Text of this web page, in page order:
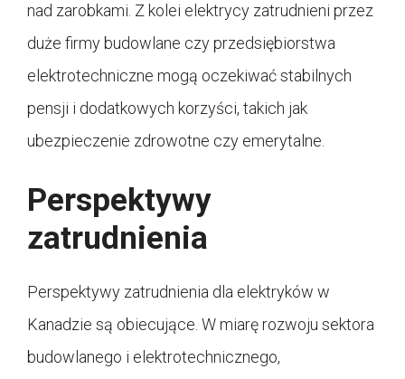
nad zarobkami. Z kolei elektrycy zatrudnieni przez
duże firmy budowlane czy przedsiębiorstwa
elektrotechniczne mogą oczekiwać stabilnych
pensji i dodatkowych korzyści, takich jak
ubezpieczenie zdrowotne czy emerytalne.
Perspektywy
zatrudnienia
Perspektywy zatrudnienia dla elektryków w
Kanadzie są obiecujące. W miarę rozwoju sektora
budowlanego i elektrotechnicznego,